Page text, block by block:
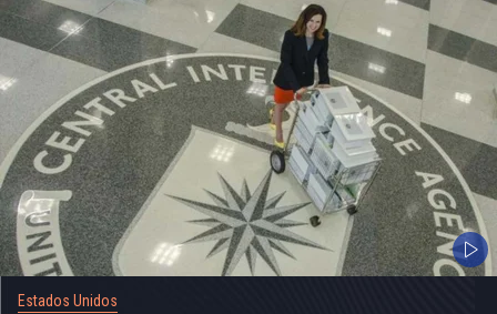
Estados Unidos